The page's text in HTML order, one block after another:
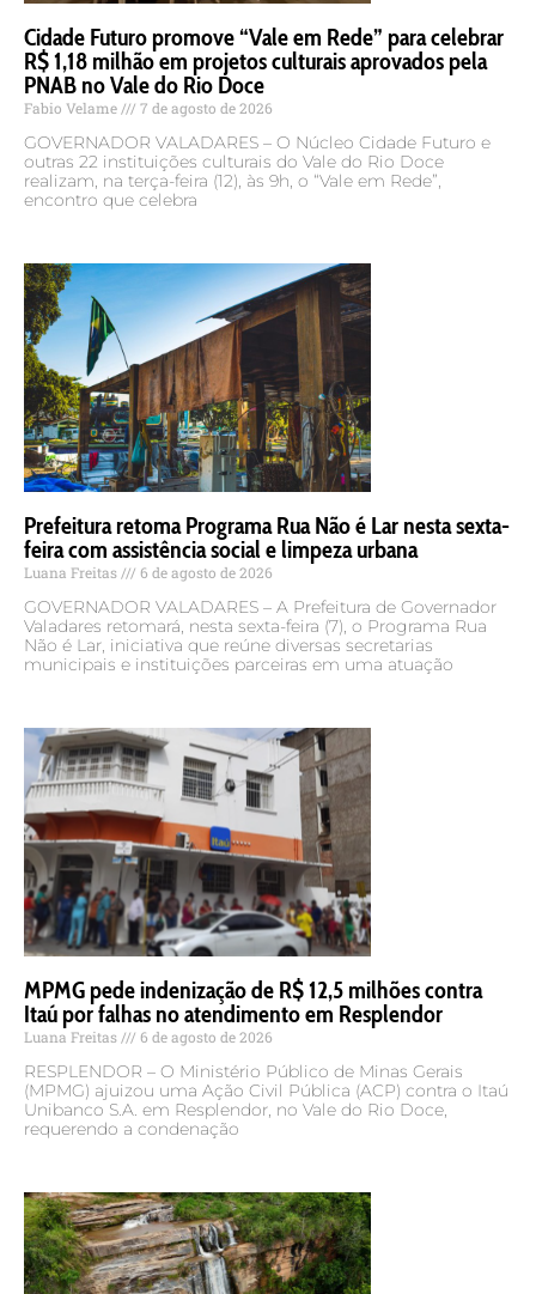
Cidade Futuro promove “Vale em Rede” para celebrar
R$ 1,18 milhão em projetos culturais aprovados pela
PNAB no Vale do Rio Doce
Fabio Velame 7 de agosto de 2026
GOVERNADOR VALADARES – O Núcleo Cidade Futuro e
outras 22 instituições culturais do Vale do Rio Doce
realizam, na terça-feira (12), às 9h, o “Vale em Rede”,
encontro que celebra
Prefeitura retoma Programa Rua Não é Lar nesta sexta-
feira com assistência social e limpeza urbana
Luana Freitas 6 de agosto de 2026
GOVERNADOR VALADARES – A Prefeitura de Governador
Valadares retomará, nesta sexta-feira (7), o Programa Rua
Não é Lar, iniciativa que reúne diversas secretarias
municipais e instituições parceiras em uma atuação
MPMG pede indenização de R$ 12,5 milhões contra
Itaú por falhas no atendimento em Resplendor
Luana Freitas 6 de agosto de 2026
RESPLENDOR – O Ministério Público de Minas Gerais
(MPMG) ajuizou uma Ação Civil Pública (ACP) contra o Itaú
Unibanco S.A. em Resplendor, no Vale do Rio Doce,
requerendo a condenação